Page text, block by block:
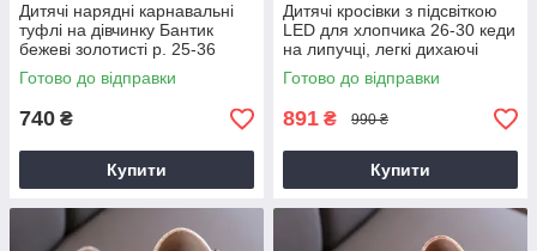
Дитячі нарядні карнавальні
туфлі на дівчинку Бантик
бежеві золотисті р. 25-36
Готово до відправки
740 ₴
Купити
Дитячі кросівки з підсвіткою
LED для хлопчика 26-30 кеди
на липучці, легкі дихаючі
кросівки з колесами дизайн
авто
Готово до відправки
891 ₴ 990 ₴
Купити